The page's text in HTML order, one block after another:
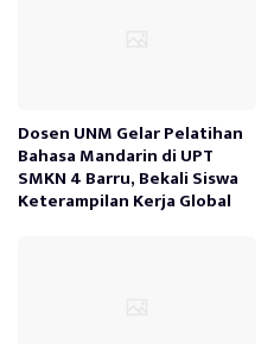
Dosen UNM Gelar Pelatihan
Bahasa Mandarin di UPT
SMKN 4 Barru, Bekali Siswa
Keterampilan Kerja Global